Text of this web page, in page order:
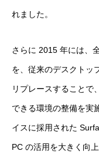
れました。
さらに 2015 年には、
を、従来のデスクトッ
リプレースすることで
できる環境の整備を実
イスに採用された
PC の活用を大きく向